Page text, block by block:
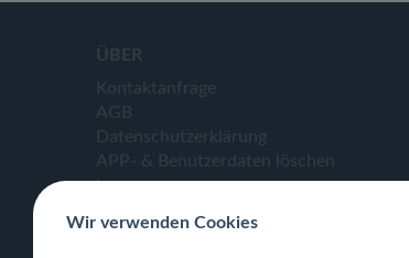
ÜBER
Kontaktanfrage
AGB
Datenschutzerklärung
APP- & Benutzerdaten löschen
Impressum
Wir verwenden Cookies